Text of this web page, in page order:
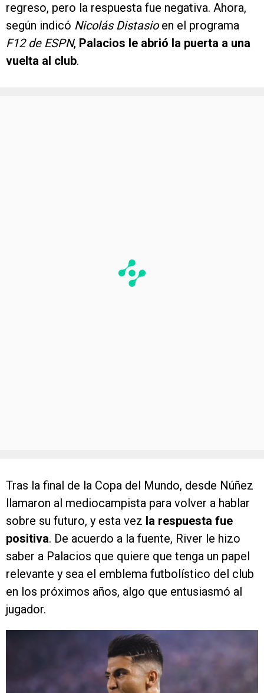
regreso, pero la respuesta fue negativa. Ahora,
según indicó Nicolás Distasioen el programa
F12 de ESPN, Palacios le abrió la puerta a una
vuelta al club.
Tras la final de la Copa del Mundo, desde Núñez
llamaron al mediocampista para volver a hablar
sobre su futuro, y esta vez la respuesta fue
positiva. De acuerdo a la fuente, River le hizo
saber a Palacios que quiere que tenga un papel
relevante y sea el emblema futbolístico del club
en los próximos años, algo que entusiasmó al
jugador.